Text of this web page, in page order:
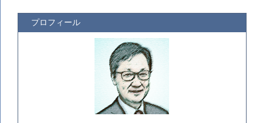
プロフィール